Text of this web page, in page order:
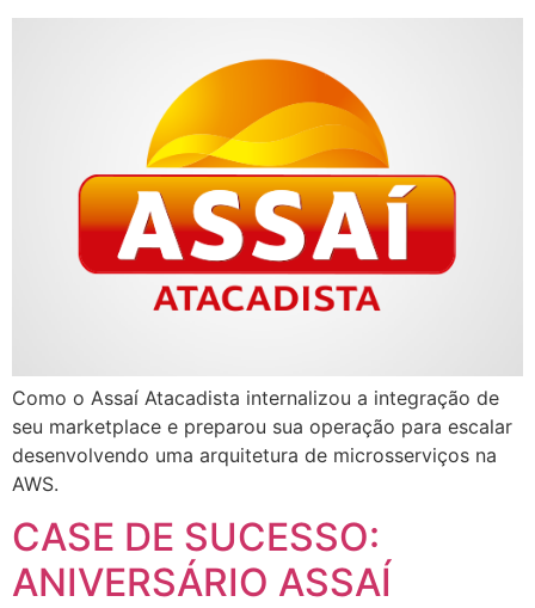
Como o Assaí Atacadista internalizou a integração de
seu marketplace e preparou sua operação para escalar
desenvolvendo uma arquitetura de microsserviços na
AWS.
CASE DE SUCESSO:
ANIVERSÁRIO ASSAÍ